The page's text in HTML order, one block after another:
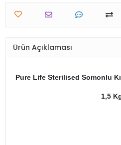
Ürün Açıklaması
Pure Life Sterilised Somonlu
1,5